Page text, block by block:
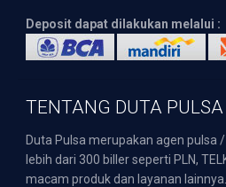
Deposit dapat dilakukan melalui :
TENTANG DUTA PULSA
Duta Pulsa merupakan agen pulsa
lebih dari 300 biller seperti PLN,
macam produk dan layanan lainnya.